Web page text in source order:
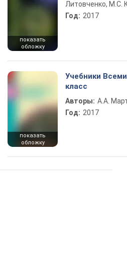
показать
обложку
Литовченко, М.С.
Год: 2017
показать
обложку
Учебники
класс
Авторы: А.А.
Год: 2017